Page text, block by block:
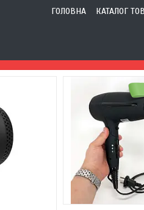
ГОЛОВНА КАТАЛОГ